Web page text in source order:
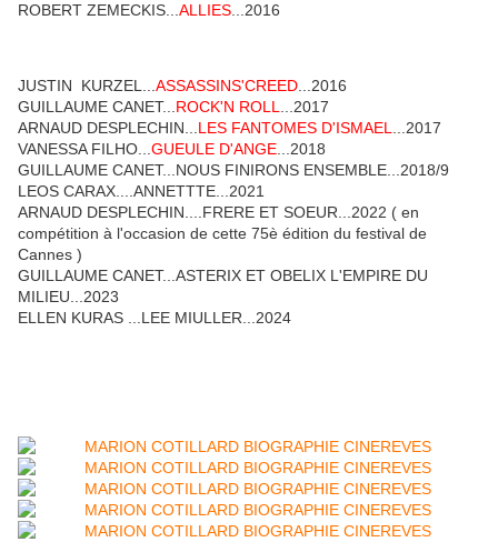
ROBERT ZEMECKIS... ALLIES ...2016
JUSTIN KURZEL... ASSASSINS'CREED ...2016
GUILLAUME CANET... ROCK'N ROLL
...2017
ARNAUD DESPLECHIN... LES FANTOMES D'ISMAEL
...2017
VANESSA FILHO... GUEULE D'ANGE ...2018
GUILLAUME CANET...NOUS FINIRONS ENSEMBLE...2018/9
LEOS CARAX....ANNETTTE...2021
ARNAUD DESPLECHIN....FRERE ET SOEUR...2022 ( en
compétition à l'occasion de cette 75è édition du festival de
Cannes )
GUILLAUME CANET...ASTERIX ET OBELIX L'EMPIRE DU
MILIEU...2023
ELLEN KURAS ...LEE MIULLER...2024